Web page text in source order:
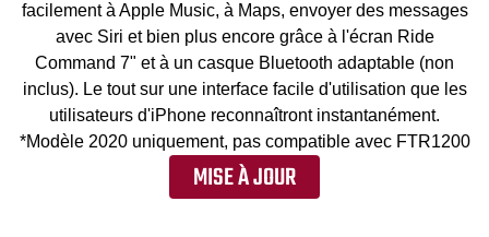
facilement à Apple Music, à Maps, envoyer des messages
avec Siri et bien plus encore grâce à l'écran Ride
Command 7" et à un casque Bluetooth adaptable (non
inclus). Le tout sur une interface facile d'utilisation que les
utilisateurs d'iPhone reconnaîtront instantanément.
*Modèle 2020 uniquement, pas compatible avec FTR1200
MISE À JOUR